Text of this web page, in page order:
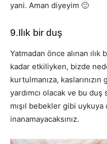
yani. Aman diyeyim 🙂
9.Ilık bir duş
Yatmadan önce alınan
kadar etkiliyken, bizde
kurtulmanıza,
yardımcı olacak ve bu duş
mışıl bebekler gibi uykuya
inanamayacaksınız.